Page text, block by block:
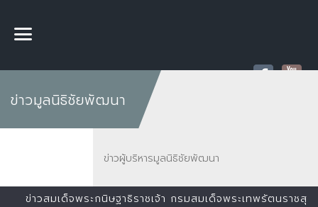
ข่าวมูลนิธิชัยพัฒนา
ข่าวผู้บริหารมูลนิธิชัยพัฒนา
ข่าวสมเด็จพระกนิษฐาธิราชเจ้า กรมสมเด็จพระเทพรัตนราชสุ